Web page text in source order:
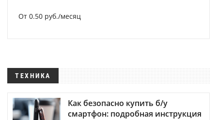
От 0.50 руб./месяц
ТЕХНИКА
Как безопасно купить б/у
смартфон: подробная инструкция